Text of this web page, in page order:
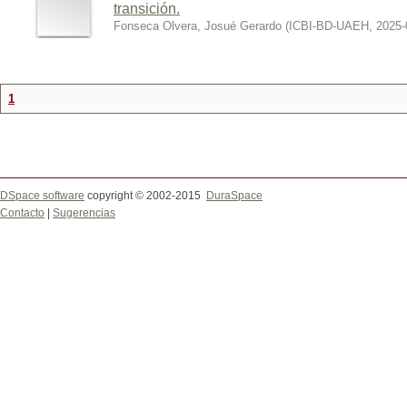
transición.
Fonseca Olvera, Josué Gerardo ( ICBI-BD-UAEH ,
1
DSpace software copyright © 2002-2015
DuraSpace
Contacto
Sugerencias